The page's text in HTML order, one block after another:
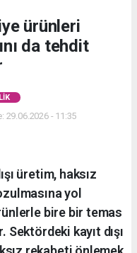
ürünleri
da tehdit
29.06.2026 - 11:35
üretim, haksız
yol
bire bir temas
kayıt dışı